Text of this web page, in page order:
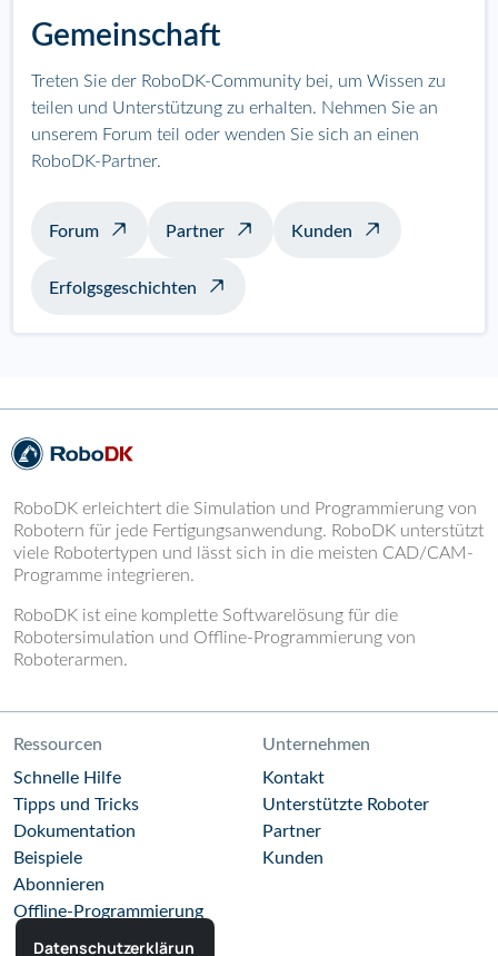
Gemeinschaft
Treten Sie der RoboDK-Community bei, um Wissen zu
teilen und Unterstützung zu erhalten. Nehmen Sie an
unserem Forum teil oder wenden Sie sich an einen
RoboDK-Partner.
Forum Partner Kunden
Erfolgsgeschichten
RoboDK erleichtert die Simulation und Programmierung von
Robotern für jede Fertigungsanwendung. RoboDK unterstützt
viele Robotertypen und lässt sich in die meisten CAD/CAM-
Programme integrieren.
RoboDK ist eine komplette Softwarelösung für die
Robotersimulation und Offline-Programmierung von
Roboterarmen.
Ressourcen
Schnelle Hilfe
Tipps und Tricks
Dokumentation
Beispiele
Abonnieren
Offline-Programmierung
Unternehmen
Kontakt
Unterstützte Roboter
Partner
Kunden
Datenschutzerklärun